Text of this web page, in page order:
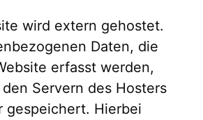
wird extern gehostet.
Daten, die
erfasst werden,
Servern des Hosters
gespeichert. Hierbei